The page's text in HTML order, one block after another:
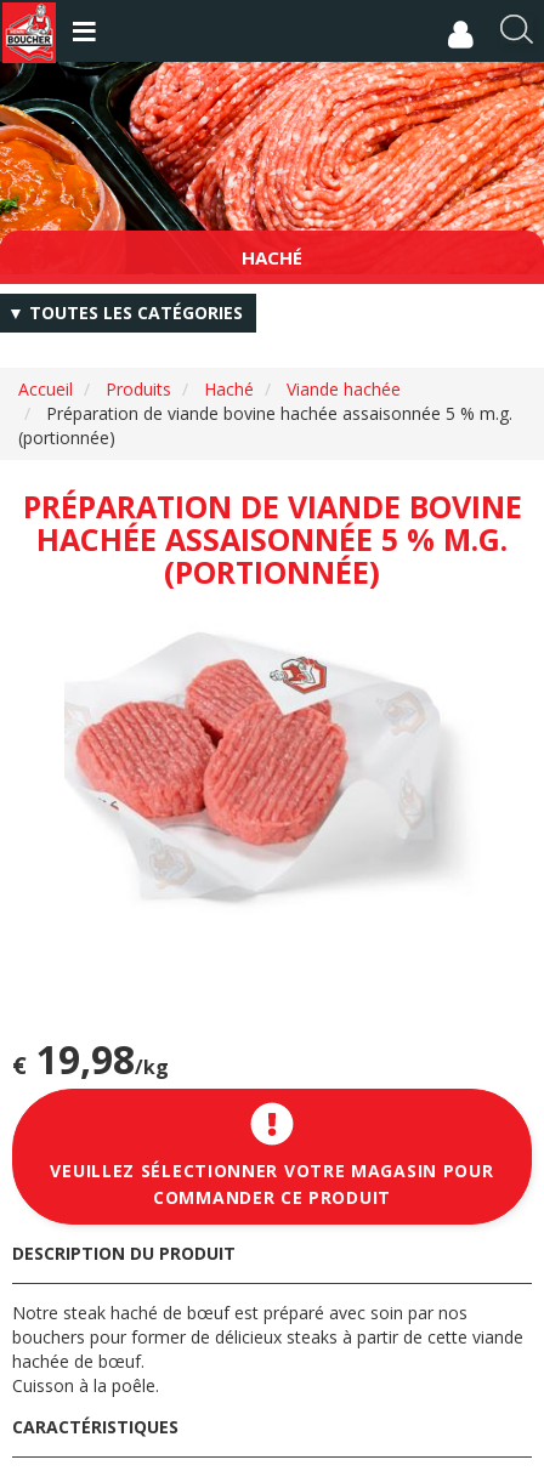
Aller
au
contenu
principal
R
e
c
h
e
r
c
h
r
HACHÉ
▼ TOUTES LES CATÉGORIES
Accueil Produits Haché
Viande hachée
Préparation de viande bovine hachée assaisonnée 5 % m.g.
(portionnée)
PRÉPARATION DE VIANDE BOVINE
HACHÉE ASSAISONNÉE 5 % M.G.
(PORTIONNÉE)
€ 19,98/kg
VEUILLEZ SÉLECTIONNER VOTRE MAGASIN POUR
COMMANDER CE PRODUIT
DESCRIPTION DU PRODUIT
Notre steak haché de bœuf est préparé avec soin par nos
bouchers pour former de délicieux steaks à partir de cette viande
hachée de bœuf.
Cuisson à la poêle.
CARACTÉRISTIQUES